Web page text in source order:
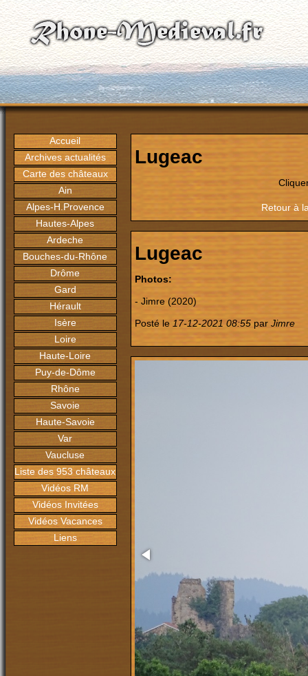
Accueil
Archives actualités
Carte des châteaux
Ain
Alpes-H.Provence
Hautes-Alpes
Ardeche
Bouches-du-Rhône
Drôme
Gard
Hérault
Isère
Loire
Haute-Loire
Puy-de-Dôme
Rhône
Savoie
Haute-Savoie
Var
Vaucluse
Liste des 953 châteaux
Vidéos RM
Vidéos Invitées
Vidéos Vacances
Liens
Lugeac
Retour à
Lugeac
Photos:
- Jimre (2020)
Posté le 17-12-2021 08:55 par Jimre